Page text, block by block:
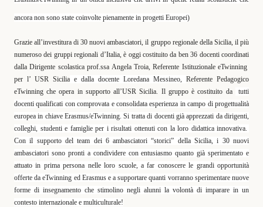
ancora non sono state coinvolte pienamente in progetti Europei)
Grazie all’investitura di 30 nuovi ambasciatori, il gruppo regionale della Sicilia, il più
numeroso dei gruppi regionali d’Italia, è oggi costituito da ben 36 docenti coordinati
dalla Dirigente scolastica prof.ssa Angela Troia, Referente Istituzionale eTwinning
per l’ USR Sicilia e dalla docente Loredana Messineo, Referente Pedagogico
eTwinning che opera in supporto all’USR Sicilia. Il gruppo è costituito da
tutti
docenti qualificati con comprovata e consolidata esperienza in campo di progettualità
europea in chiave Erasmus/eTwinning. Si tratta di docenti già apprezzati da dirigenti,
colleghi, studenti e famiglie per i risultati ottenuti con la loro didattica innovativa.
Con il supporto del team dei 6 ambasciatori “storici” della Sicilia, i 30 nuovi
ambasciatori sono pronti a condividere con entusiasmo quanto già sperimentato e
attuato in prima persona nelle loro scuole, a far conoscere le grandi opportunità
offerte da eTwinning ed Erasmus e a supportare quanti vorranno sperimentare nuove
forme di insegnamento che stimolino negli alunni la volontà di imparare in un
contesto internazionale e multiculturale!